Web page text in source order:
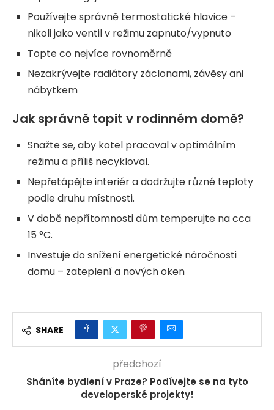
Používejte správně termostatické hlavice –
nikoli jako ventil v režimu zapnuto/vypnuto
Topte co nejvíce rovnoměrně
Nezakrývejte radiátory záclonami, závěsy ani
nábytkem
Jak správně topit v rodinném domě?
Snažte se, aby kotel pracoval v optimálním
režimu a příliš necykloval.
Nepřetápějte interiér a dodržujte různé teploty
podle druhu místnosti.
V době nepřítomnosti dům temperujte na cca
15 °C.
Investuje do snížení energetické náročnosti
domu – zateplení a nových oken
SHARE
předchozí
Sháníte bydlení v Praze? Podívejte se na tyto
developerské projekty!